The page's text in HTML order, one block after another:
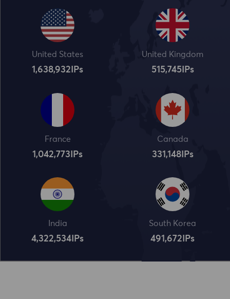
United States
1,638,932 IPs
United Kingdom
515,745IPs
France
1,042,773 IPs
Canada
331,148IPs
India
4,322,534 IPs
South Korea
491,672 IPs